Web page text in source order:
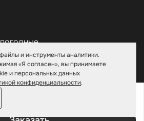
и инструменты аналитики.
«Я согласен», вы принимаете
и персональных данных
конфиденциальности.